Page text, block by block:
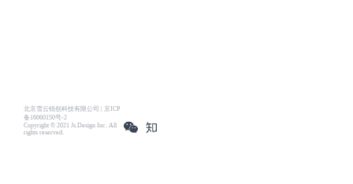
北京雪云锐创科技有限公司 | 京ICP
备16060150号-2
Copyright © 2021 Js.Design Inc. All
rights reserved.